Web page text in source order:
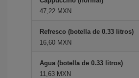
47,22 MXN
Refresco (botella de 0.33 litros)
16,60 MXN
Agua (botella de 0.33 litros)
11,63 MXN